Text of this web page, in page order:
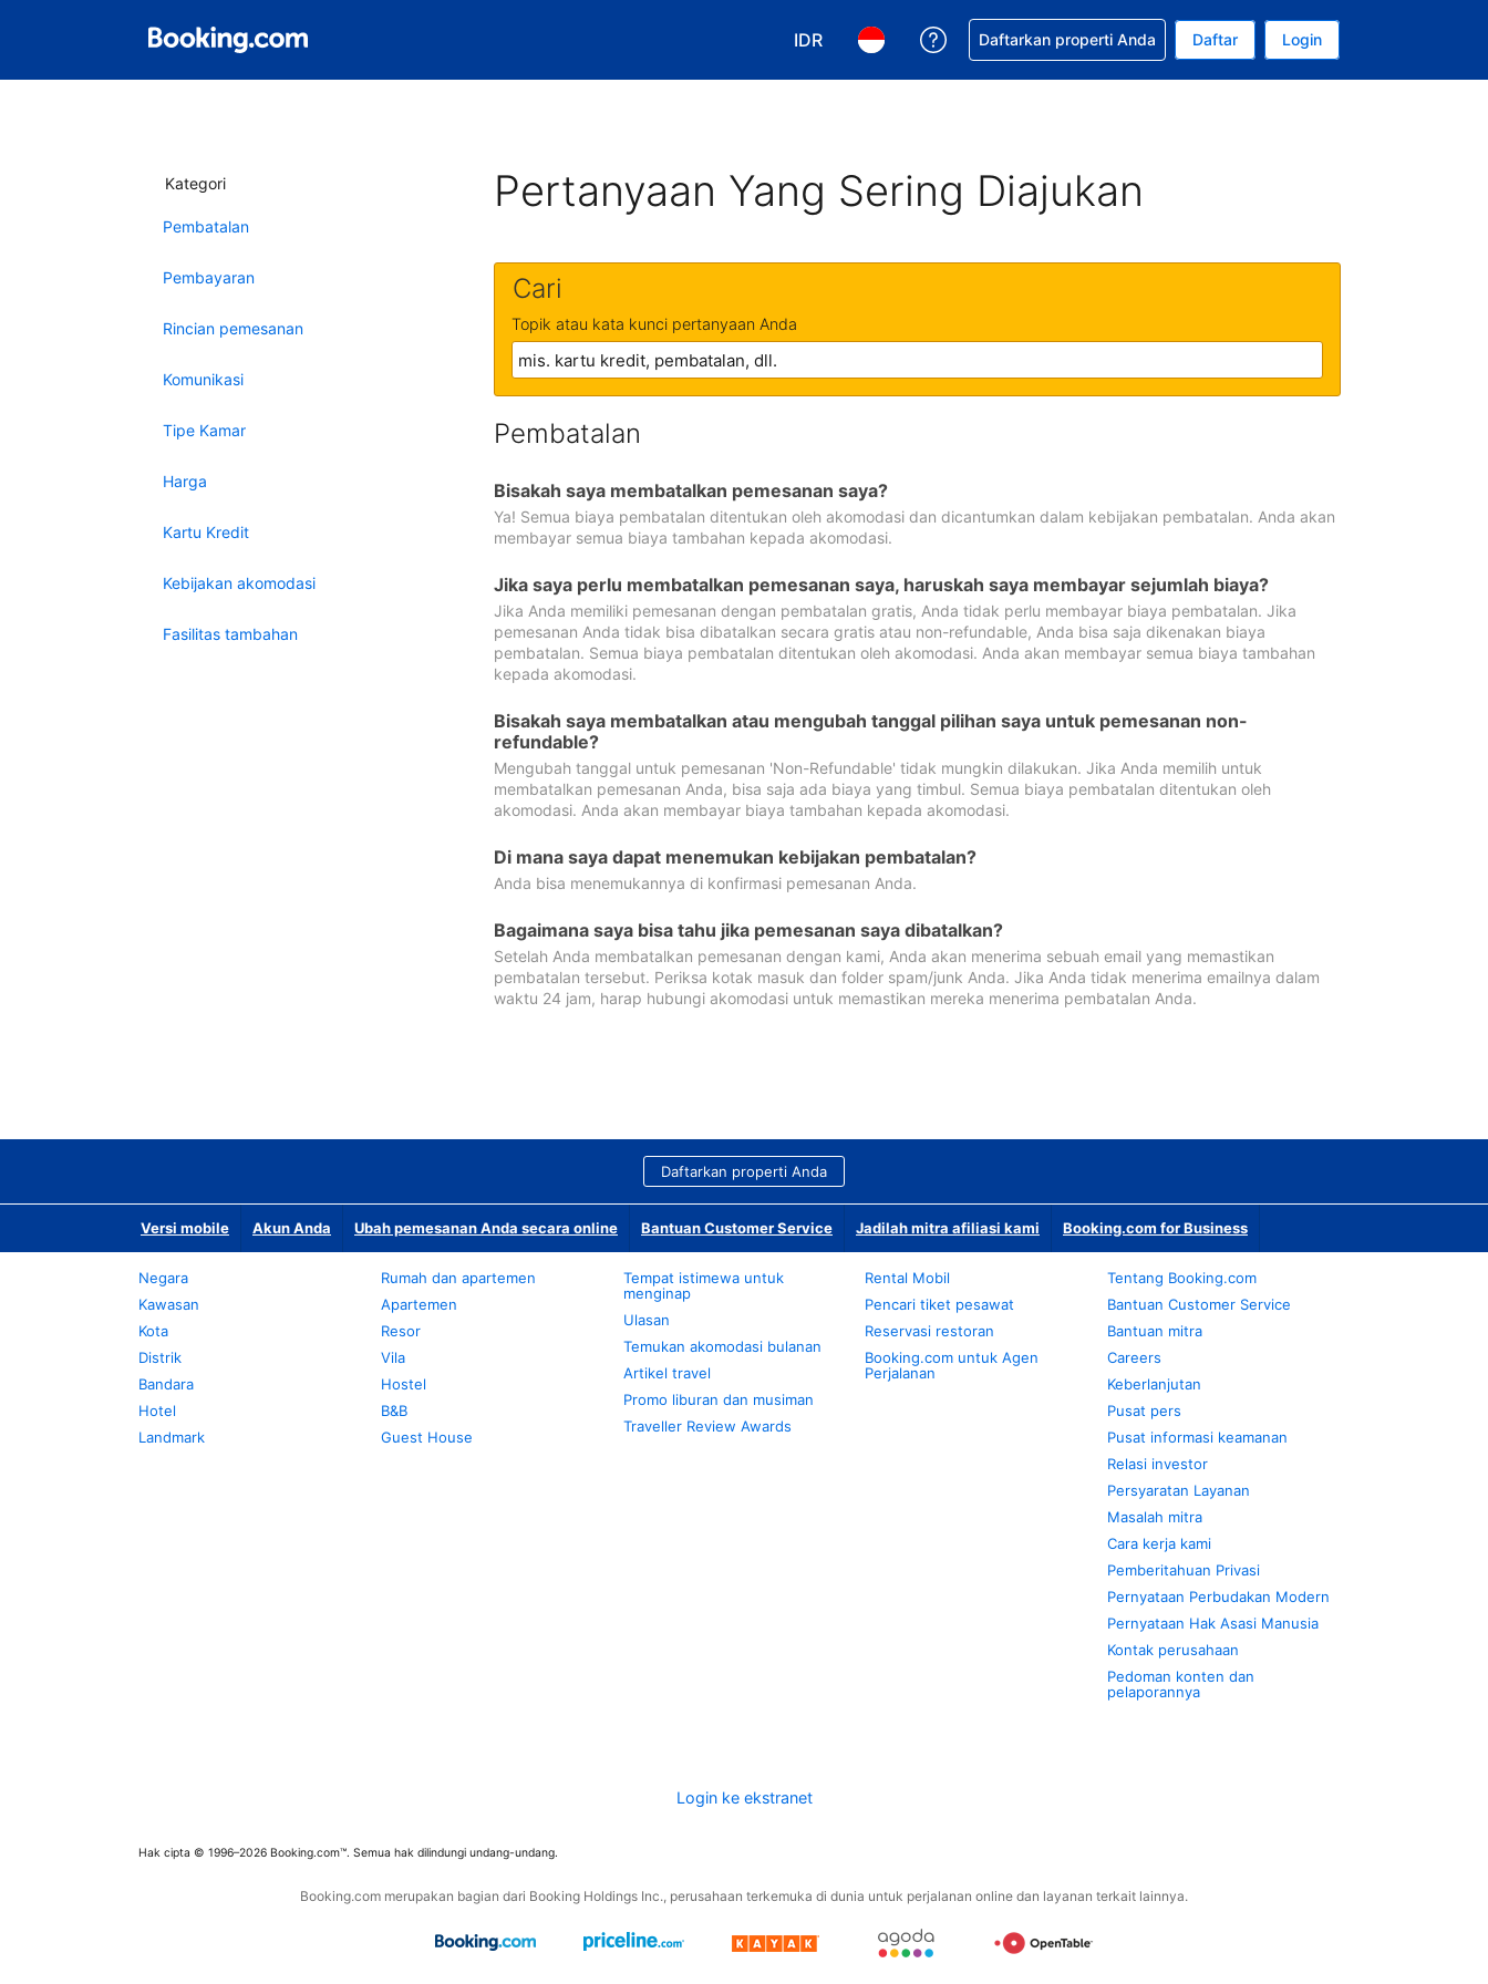
IDR
Pilih mata uang Anda. Mata uang Anda saat ini adalah Rupiah Indonesia
Pilih bahasa Anda. Bahasa Anda saat ini adalah Bahasa Indonesia
Dapatkan bantuan untuk pemesanan Anda
Daftarkan properti Anda Daftar Login
Kategori
Pembatalan
Pembayaran
Rincian pemesanan
Komunikasi
Tipe Kamar
Harga
Kartu Kredit
Kebijakan akomodasi
Fasilitas tambahan
Pertanyaan Yang Sering Diajukan
Cari
Topik atau kata kunci pertanyaan Anda
Pembatalan
Bisakah saya membatalkan pemesanan saya?
Ya! Semua biaya pembatalan ditentukan oleh akomodasi dan dicantumkan dalam kebijakan pembatalan. Anda akan
membayar semua biaya tambahan kepada akomodasi.
Jika saya perlu membatalkan pemesanan saya, haruskah saya membayar sejumlah biaya?
Jika Anda memiliki pemesanan dengan pembatalan gratis, Anda tidak perlu membayar biaya pembatalan. Jika
pemesanan Anda tidak bisa dibatalkan secara gratis atau non-refundable, Anda bisa saja dikenakan biaya
pembatalan. Semua biaya pembatalan ditentukan oleh akomodasi. Anda akan membayar semua biaya tambahan
kepada akomodasi.
Bisakah saya membatalkan atau mengubah tanggal pilihan saya untuk pemesanan non-
refundable?
Mengubah tanggal untuk pemesanan 'Non-Refundable' tidak mungkin dilakukan. Jika Anda memilih untuk
membatalkan pemesanan Anda, bisa saja ada biaya yang timbul. Semua biaya pembatalan ditentukan oleh
akomodasi. Anda akan membayar biaya tambahan kepada akomodasi.
Di mana saya dapat menemukan kebijakan pembatalan?
Anda bisa menemukannya di konfirmasi pemesanan Anda.
Bagaimana saya bisa tahu jika pemesanan saya dibatalkan?
Setelah Anda membatalkan pemesanan dengan kami, Anda akan menerima sebuah email yang memastikan
pembatalan tersebut. Periksa kotak masuk dan folder spam/junk Anda. Jika Anda tidak menerima emailnya dalam
waktu 24 jam, harap hubungi akomodasi untuk memastikan mereka menerima pembatalan Anda.
Daftarkan properti Anda
Versi mobile Akun Anda Ubah pemesanan Anda secara online Bantuan Customer Service Jadilah mitra afiliasi kami Booking.com for Business
Negara
Kawasan
Kota
Distrik
Bandara
Hotel
Landmark
Rumah dan apartemen
Apartemen
Resor
Vila
Hostel
B&B
Guest House
Tempat istimewa untuk
menginap
Ulasan
Temukan akomodasi bulanan
Artikel travel
Promo liburan dan musiman
Traveller Review Awards
Rental Mobil
Pencari tiket pesawat
Reservasi restoran
Booking.com untuk Agen
Perjalanan
Tentang Booking.com
Bantuan Customer Service
Bantuan mitra
Careers
Keberlanjutan
Pusat pers
Pusat informasi keamanan
Relasi investor
Persyaratan Layanan
Masalah mitra
Cara kerja kami
Pemberitahuan Privasi
Pernyataan Perbudakan Modern
Pernyataan Hak Asasi Manusia
Kontak perusahaan
Pedoman konten dan
pelaporannya
Login ke ekstranet
Hak cipta © 1996–2026 Booking.com™. Semua hak dilindungi undang-undang.
Booking.com merupakan bagian dari Booking Holdings Inc., perusahaan terkemuka di dunia untuk perjalanan online dan layanan terkait lainnya.